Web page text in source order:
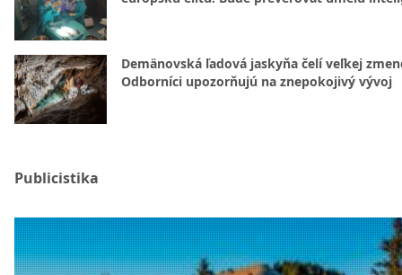
Demänovská ľadová jaskyňa čelí veľkej
Odborníci upozorňujú na znepokojivý vývoj
Publicistika